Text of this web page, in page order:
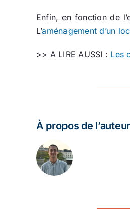
Enfin, en fonction de
L’aménagement d’un
>> A LIRE AUSSI : Les
À propos de